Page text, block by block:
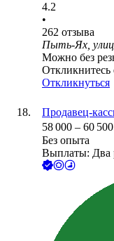
4.2
•
262 отзыва
Пыть-Ях,
Можно без
Откликнитесь
Откликнуться
Продавец-
58 000 – 60 500
Без опыта
Выплаты: Два